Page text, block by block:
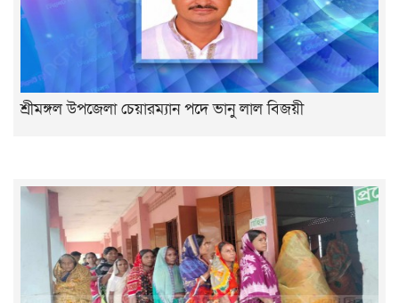
শ্রীমঙ্গল উপজেলা চেয়ারম্যান পদে ভানু লাল বিজয়ী